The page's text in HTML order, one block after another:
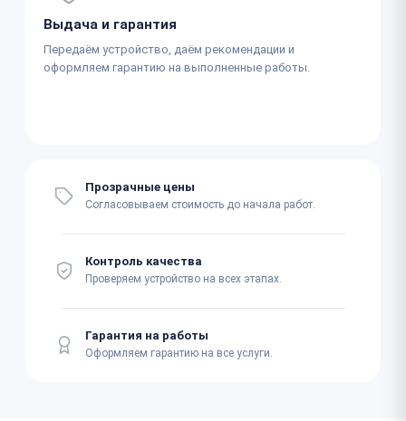
Выдача и гарантия
Передаём устройство, даём рекомендации и
оформляем гарантию на выполненные работы.
Прозрачные цены
Согласовываем стоимость до начала работ.
Контроль качества
Проверяем устройство на всех этапах.
Гарантия на работы
Оформляем гарантию на все услуги.